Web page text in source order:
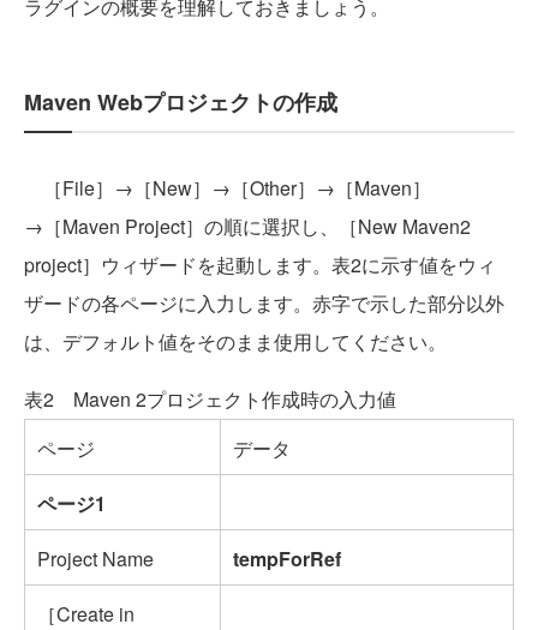
ラグインの概要を理解しておきましょう。
Maven Webプロジェクトの作成
［File］→［New］→［Other］→［Maven］
→［Maven Project］の順に選択し、［New Maven2
project］ウィザードを起動します。表2に示す値をウィ
ザードの各ページに入力します。赤字で示した部分以外
は、デフォルト値をそのまま使用してください。
表2 Maven 2プロジェクト作成時の入力値
ページ
データ
ページ1
Project Name
tempForRef
［Create in